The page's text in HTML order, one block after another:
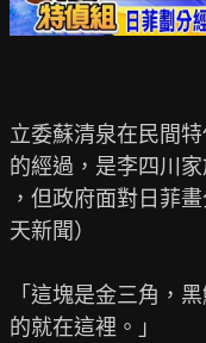
立委蘇清泉在民間
的經過，是李四川
，但政府面對日菲
天新聞）
「這塊是金三角，
的就在這裡。」